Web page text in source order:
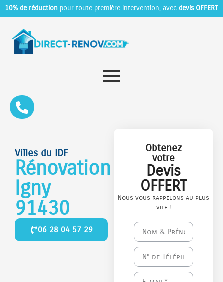
10% de réduction pour toute première intervention, avec devis OFFERT
Villes du IDF
Rénovation
Igny
91430
06 28 04 57 29
Obtenez
votre
Devis
OFFERT
Nous vous rappelons au plus
vite !